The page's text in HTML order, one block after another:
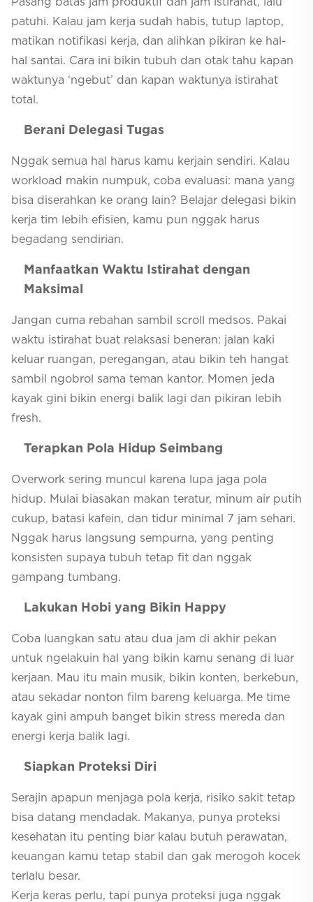
patuhi. Kalau jam kerja sudah habis, tutup laptop,
matikan notifikasi kerja, dan alihkan pikiran ke hal-
hal santai. Cara ini bikin tubuh dan otak tahu kapan
waktunya ‘ngebut’ dan kapan waktunya istirahat
total.
Berani Delegasi Tugas
Nggak semua hal harus kamu kerjain sendiri. Kalau
workload makin numpuk, coba evaluasi: mana yang
bisa diserahkan ke orang lain? Belajar delegasi bikin
kerja tim lebih efisien, kamu pun nggak harus
begadang sendirian.
Manfaatkan Waktu Istirahat dengan
Maksimal
Jangan cuma rebahan sambil scroll medsos. Pakai
waktu istirahat buat relaksasi beneran: jalan kaki
keluar ruangan, peregangan, atau bikin teh hangat
sambil ngobrol sama teman kantor. Momen jeda
kayak gini bikin energi balik lagi dan pikiran lebih
fresh.
Terapkan Pola Hidup Seimbang
Overwork sering muncul karena lupa jaga pola
hidup. Mulai biasakan makan teratur, minum air putih
cukup, batasi kafein, dan tidur minimal 7 jam sehari.
Nggak harus langsung sempurna, yang penting
konsisten supaya tubuh tetap fit dan nggak
gampang tumbang.
Lakukan Hobi yang Bikin Happy
Coba luangkan satu atau dua jam di akhir pekan
untuk ngelakuin hal yang bikin kamu senang di luar
kerjaan. Mau itu main musik, bikin konten, berkebun,
atau sekadar nonton film bareng keluarga. Me time
kayak gini ampuh banget bikin stress mereda dan
energi kerja balik lagi.
Siapkan Proteksi Diri
Serajin apapun menjaga pola kerja, risiko sakit tetap
bisa datang mendadak. Makanya, punya proteksi
kesehatan itu penting biar kalau butuh perawatan,
keuangan kamu tetap stabil dan gak merogoh kocek
terlalu besar.
Kerja keras perlu, tapi punya proteksi juga nggak